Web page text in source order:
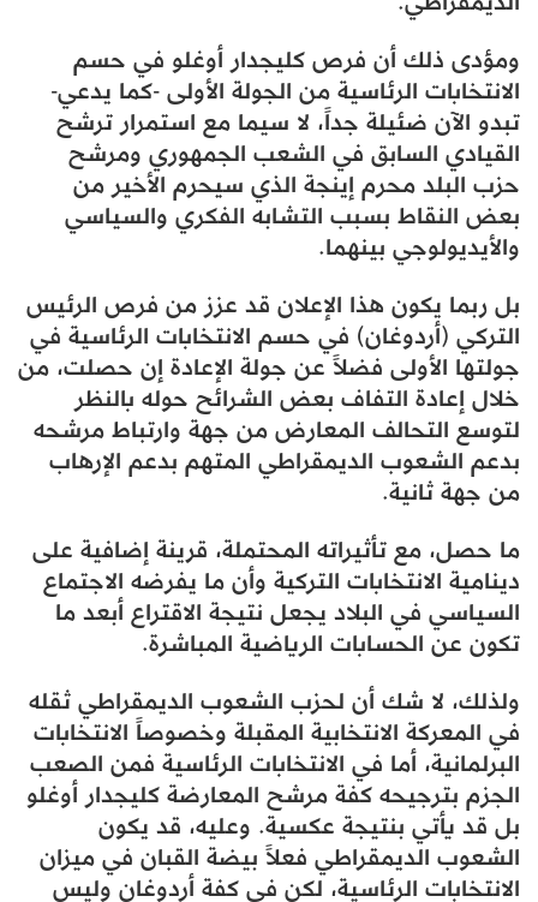
ومؤدى ذلك أن فرص كليجدار أوغلو في حسم
الانتخابات الرئاسية من الجولة الأولى -كما يدعي-
تبدو الآن ضئيلة جداً، لا سيما مع استمرار ترشح
القيادي السابق في الشعب الجمهوري ومرشح
حزب البلد محرم إينجة الذي سيحرم الأخير من
بعض النقاط بسبب التشابه الفكري والسياسي
والأيديولوجي بينهما.
بل ربما يكون هذا الإعلان قد عزز من فرص الرئيس
التركي (أردوغان) في حسم الانتخابات الرئاسية في
جولتها الأولى فضلاً عن جولة الإعادة إن حصلت، من
خلال إعادة التفاف بعض الشرائح حوله بالنظر
لتوسع التحالف المعارض من جهة وارتباط مرشحه
بدعم الشعوب الديمقراطي المتهم بدعم الإرهاب
من جهة ثانية.
ما حصل، مع تأثيراته المحتملة، قرينة إضافية على
دينامية الانتخابات التركية وأن ما يفرضه الاجتماع
السياسي في البلاد يجعل نتيجة الاقتراع أبعد ما
تكون عن الحسابات الرياضية المباشرة.
ولذلك، لا شك أن لحزب الشعوب الديمقراطي ثقله
في المعركة الانتخابية المقبلة وخصوصاً الانتخابات
البرلمانية، أما في الانتخابات الرئاسية فمن الصعب
الجزم بترجيحه كفة مرشح المعارضة كليجدار أوغلو
بل قد يأتي بنتيجة عكسية. وعليه، قد يكون
الشعوب الديمقراطي فعلاً بيضة القبان في ميزان
الانتخابات الرئاسية، لكن في كفة أردوغان وليس